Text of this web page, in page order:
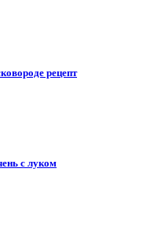
рецепт
с луком